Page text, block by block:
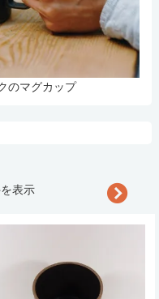
のマグカップ
表示